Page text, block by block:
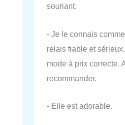
souriant.
- Je le connais
relais fiable et
mode à prix correcte.
recommander.
- Elle est adorable.